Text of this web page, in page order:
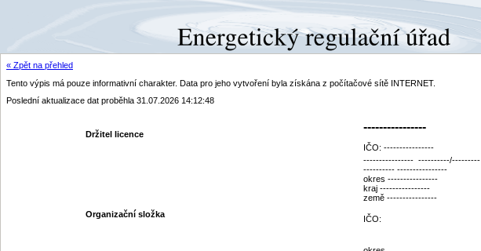
« Zpět na přehled
Tento výpis má pouze informativní charakter. Data pro jeho vytvoření byla získána z počítačové sítě INTERNET.
Poslední aktualizace dat proběhla 31.07.2026 14:12:48
Držitel licence
----------------
IČO: ----------------
---------------- ----------/---------
---------- ----------------
okres ----------------
kraj ----------------
země ----------------
Organizační složka
IČO: